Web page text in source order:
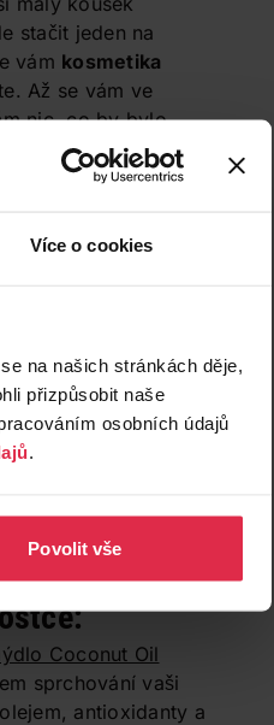
Více o cookies
na našich stránkách děje,
přizpůsobit naše
osobních údajů
.
Povolit vše
stačit jeden na
vám kosmetika
Až se vám ve
nic, co by bylo
Coconut Oil
sprchování vaši
antioxidanty a